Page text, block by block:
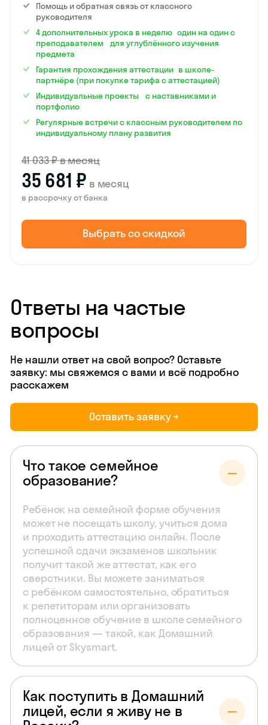
Помощь и обратная связь от классного
руководителя
4 дополнительных урока в неделю один на один с
преподавателем для углублённого изучения
предмета
Гарантия прохождения аттестации в школе-
партнёре (при покупке тарифа с аттестацией)
Индивидуальные проекты с наставниками и
портфолио
Регулярные встречи с классным руководителем по
индивидуальному плану развития
41 033 ₽ в месяц
35 681 ₽ в месяц
в рассрочку от банка
Выбрать со скидкой
Ответы на частые
вопросы
Не нашли ответ на свой вопрос? Оставьте
заявку: мы свяжемся с вами и всё подробно
расскажем
Оставить заявку →
Что такое семейное
образование?
Ребёнок на семейной форме обучения
может не посещать школу, учиться дома
и проходить аттестацию онлайн. После
успешной сдачи экзаменов школьник
получит такой же аттестат, как его
сверстники. Вы можете заниматься
с ребёнком самостоятельно, обратиться
к репетиторам или организовать
полноценное обучение в школе семейного
образования — такой, как Домашний
лицей от Skysmart.
Как поступить в Домашний
лицей, если я живу не в